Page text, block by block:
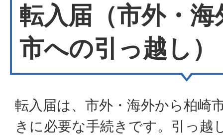
転入届（市外・
市への引っ越し）
転入届は、市外・海外から柏崎
きに必要な手続きです。引っ越